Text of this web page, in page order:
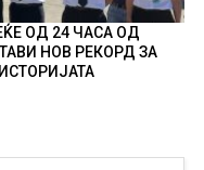
ОД 24 ЧАСА ОД
НОВ РЕКОРД ЗА